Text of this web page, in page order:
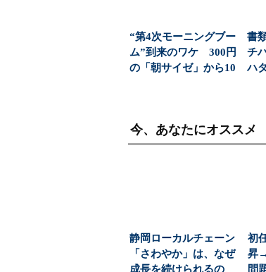
“第4次モーニングブー
ム”到来のワケ 300円
の「朝サイゼ」から10
書
チ
ハ
今、あなたにオススメ
静岡ローカルチェーン
「さわやか」は、なぜ
成長を続けられるの
初
昇→
問